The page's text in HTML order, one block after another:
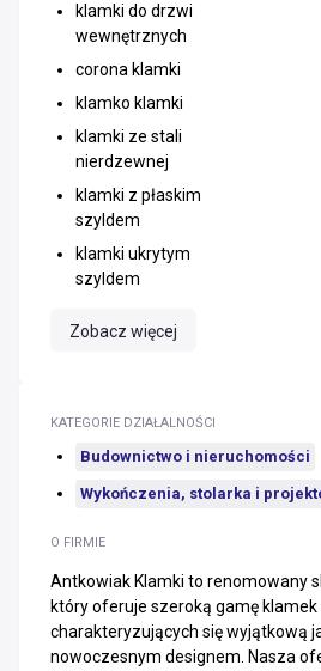
klamki do drzwi
wewnętrznych
corona klamki
klamko klamki
klamki ze stali
nierdzewnej
klamki z płaskim
szyldem
klamki ukrytym
szyldem
Zobacz więcej
O FIRMIE
Antkowiak Klamki to renomowany
który oferuje szeroką gamę klamek
charakteryzujących się wyjątkową
nowoczesnym designem. Nasza
KATEGORIE DZIAŁALNOŚCI
Budownictwo i nieruchomości
Wykończenia, stolarka i